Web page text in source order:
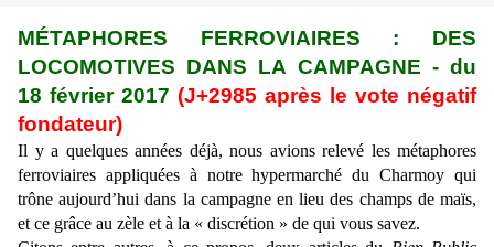
MÉTAPHORES FERROVIAIRES : DES
LOCOMOTIVES DANS LA CAMPAGNE - du
18 février 2017 (J+2985 après le vote négatif
fondateur)
Il y a quelques années déjà, nous avions relevé les métaphores
ferroviaires appliquées à notre hypermarché du Charmoy qui
trône aujourd’hui dans la campagne en lieu des champs de maïs,
et ce grâce au zèle et à la « discrétion » de qui vous savez.